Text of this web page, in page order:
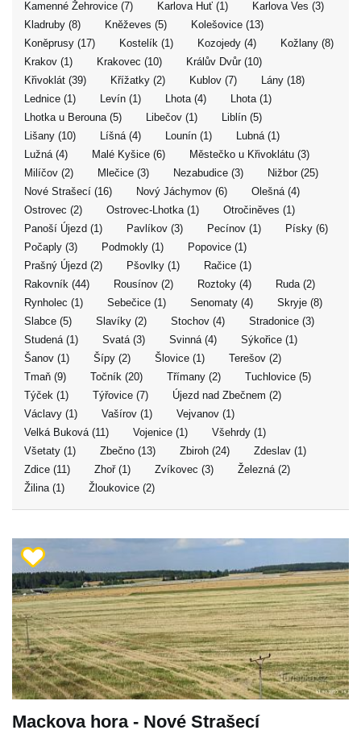
Kamenné Žehrovice (7)
Karlova Huť (1)
Karlova Ves (3)
Kladruby (8)
Kněževes (5)
Kolešovice (13)
Koněprusy (17)
Kostelík (1) Kozojedy (4)
Kožlany (8)
Krakov (1)
Krakovec (10)
Králův Dvůr (10)
Křivoklát (39)
Křížatky (2) Kublov (7)
Lány (18)
Lednice (1)
Levín (1) Lhota (4)
Lhota (1)
Lhotka u Berouna (5)
Libečov (1)
Liblín (5)
Lišany (10)
Líšná (4) Lounín (1)
Lubná (1)
Lužná (4)
Malé Kyšice (6)
Městečko u Křivoklátu (3)
Milíčov (2)
Mlečice (3) Nezabudice (3)
Nižbor (25)
Nové Strašecí (16)
Nový Jáchymov (6)
Olešná (4)
Ostrovec (2)
Ostrovec-Lhotka (1)
Otročiněves (1)
Panoší Újezd (1)
Pavlíkov (3) Pecínov (1)
Písky (6)
Počaply (3)
Podmokly (1)
Popovice (1)
Prašný Újezd (2)
Pšovlky (1)
Račice (1)
Rakovník (44)
Rousínov (2) Roztoky (4)
Ruda (2)
Rynholec (1)
Sebečice (1) Senomaty (4)
Skryje (8)
Slabce (5)
Slavíky (2) Stochov (4)
Stradonice (3)
Studená (1)
Svatá (3) Svinná (4)
Sýkořice (1)
Šanov (1)
Šípy (2) Šlovice (1)
Terešov (2)
Tmaň (9)
Točník (20) Třímany (2)
Tuchlovice (5)
Týček (1)
Týřovice (7)
Újezd nad Zbečnem (2)
Václavy (1)
Vašírov (1)
Vejvanov (1)
Velká Buková (11)
Vojenice (1)
Všehrdy (1)
Všetaty (1)
Zbečno (13) Zbiroh (24)
Zdeslav (1)
Zdice (11)
Zhoř (1) Zvíkovec (3)
Železná (2)
Žilina (1)
Žloukovice (2)
Mackova hora - Nové Strašecí